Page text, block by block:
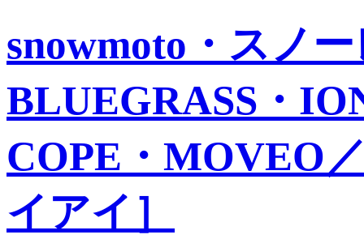
snowmoto・スノ
BLUEGRASS・
COPE・MOVEO
イアイ］